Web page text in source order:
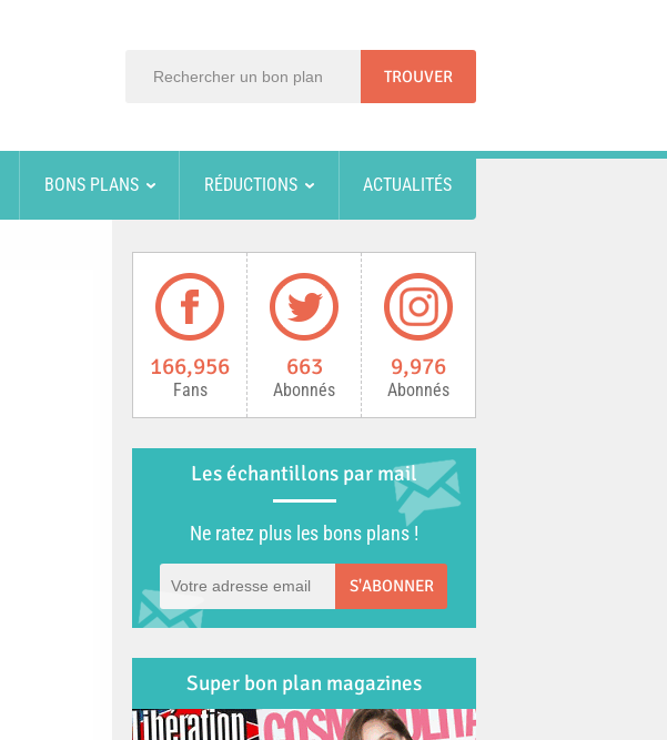
BONS PLANS RÉDUCTIONS ACTUALITÉS
166,956
Fans
663
Abonnés
9,976
Abonnés
Les échantillons par mail
Ne ratez plus les bons plans !
S'ABONNER
Super bon plan magazines